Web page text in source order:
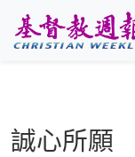
誠心所願